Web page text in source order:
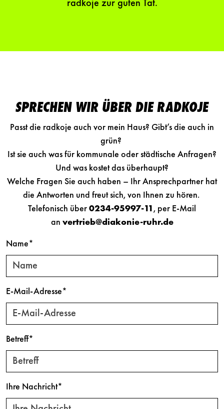
radkoje zur guten Tat.
SPRECHEN WIR ÜBER DIE RADKOJE
Passt die radkoje auch vor mein Haus? Gibt’s die auch in
grün?
Ist sie auch was für kommunale oder städtische Anfragen?
Und was kostet das überhaupt?
Welche Fragen Sie auch haben – Ihr Ansprechpartner hat
die Antworten und freut sich, von Ihnen zu hören.
Telefonisch über 0234-95997-11, per E-Mail
an vertrieb@diakonie-ruhr.de
Name*
E-Mail-Adresse*
Betreff*
Ihre Nachricht*